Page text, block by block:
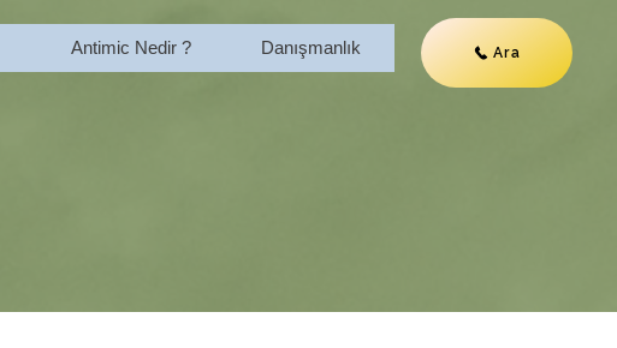
Antimic Nedir ? Danışmanlık Ara